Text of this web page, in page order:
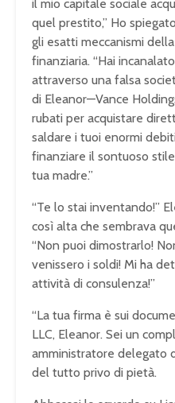
il mio capitale sociale
quel prestito,” Ho
gli esatti meccanismi
finanziaria. “Hai
attraverso una falsa
di Eleanor—Vance
rubati per acquistare
saldare i tuoi enormi
finanziare il sontuoso
tua madre.”
“Te lo stai inventando!”
così alta che sembrava
“Non puoi dimostrarlo!
venissero i soldi! Mi ha
attività di consulenza!”
“La tua firma è sui
LLC, Eleanor. Sei un
amministratore delegato
del tutto privo di pietà.